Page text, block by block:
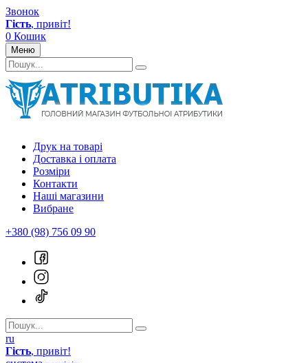
Звонок
Гість, привіт!
0 Кошик
Меню
Друк на товарі
Доставка і оплата
Розміри
Контакти
Наші магазини
Вибране
+380 (98) 756 09 90
ru
Гість, привіт!